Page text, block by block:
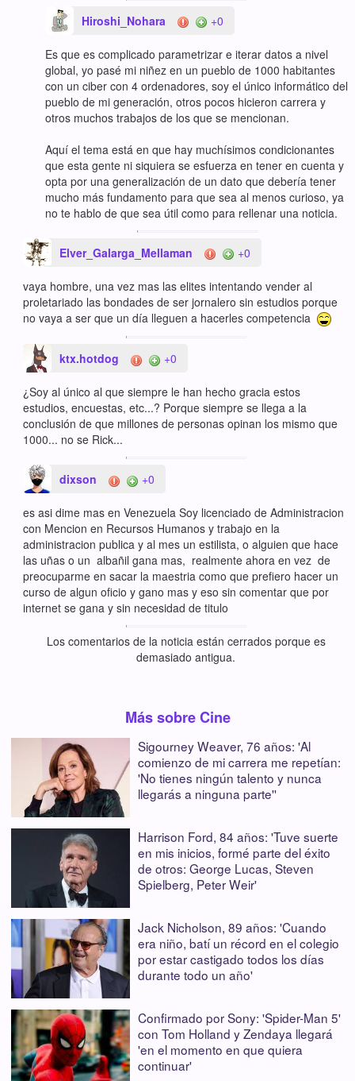
Hiroshi_Nohara +0
Es que es complicado parametrizar e iterar datos a nivel
global, yo pasé mi niñez en un pueblo de 1000 habitantes
con un ciber con 4 ordenadores, soy el único informático del
pueblo de mi generación, otros pocos hicieron carrera y
otros muchos trabajos de los que se mencionan.
Aquí el tema está en que hay muchísimos condicionantes
que esta gente ni siquiera se esfuerza en tener en cuenta y
opta por una generalización de un dato que debería tener
mucho más fundamento para que sea al menos curioso, ya
no te hablo de que sea útil como para rellenar una noticia.
Elver_Galarga_Mellaman +0
vaya hombre, una vez mas las elites intentando vender al
proletariado las bondades de ser jornalero sin estudios porque
no vaya a ser que un día lleguen a hacerles competencia
ktx.hotdog +0
¿Soy al único al que siempre le han hecho gracia estos
estudios, encuestas, etc...? Porque siempre se llega a la
conclusión de que millones de personas opinan los mismo que
1000... no se Rick...
dixson +0
es asi dime mas en Venezuela Soy licenciado de Administracion
con Mencion en Recursos Humanos y trabajo en la
administracion publica y al mes un estilista, o alguien que hace
las uñas o un albañil gana mas, realmente ahora en vez de
preocuparme en sacar la maestria como que prefiero hacer un
curso de algun oficio y gano mas y eso sin comentar que por
internet se gana y sin necesidad de titulo
Los comentarios de la noticia están cerrados porque es
demasiado antigua.
Más sobre Cine
Sigourney Weaver, 76 años: 'Al
comienzo de mi carrera me repetían:
'No tienes ningún talento y nunca
llegarás a ninguna parte''
Harrison Ford, 84 años: 'Tuve suerte
en mis inicios, formé parte del éxito
de otros: George Lucas, Steven
Spielberg, Peter Weir'
Jack Nicholson, 89 años: 'Cuando
era niño, batí un récord en el colegio
por estar castigado todos los días
durante todo un año'
Confirmado por Sony: 'Spider-Man 5'
con Tom Holland y Zendaya llegará
'en el momento en que quiera
continuar'